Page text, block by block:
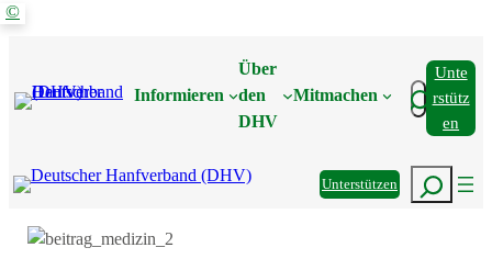
Zum
Informieren
Über
den
DHV
Mitmachen Suchen
Unte
Rstütz
En
UnterstützenSuchen
©